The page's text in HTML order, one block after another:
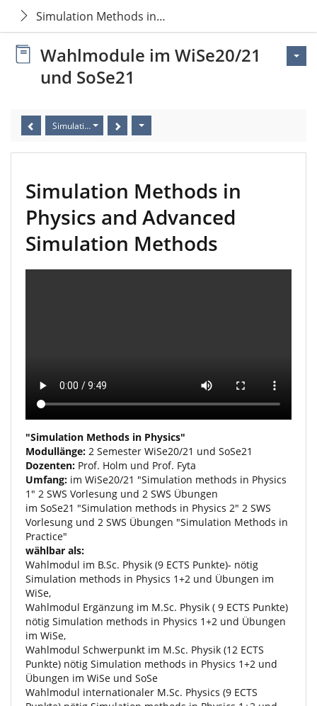
Simulation Methods in Physics and Advanced
Wahlmodule im WiSe20/21
und SoSe21
Simulation Methods in Physics and Advanced Simulation Methods
Simulation Methods in
Physics and Advanced
Simulation Methods
"Simulation Methods in Physics"
Modullänge: 2 Semester WiSe20/21 und SoSe21
Dozenten: Prof. Holm und Prof. Fyta
Umfang: im WiSe20/21 "Simulation methods in Physics
1" 2 SWS Vorlesung und 2 SWS Übungen
im SoSe21 "Simulation methods in Physics 2" 2 SWS
Vorlesung und 2 SWS Übungen "Simulation Methods in
Practice"
wählbar als:
Wahlmodul im B.Sc. Physik (9 ECTS Punkte)- nötig
Simulation methods in Physics 1+2 und Übungen im
WiSe,
Wahlmodul Ergänzung im M.Sc. Physik ( 9 ECTS Punkte)
nötig Simulation methods in Physics 1+2 und Übungen
im WiSe,
Wahlmodul Schwerpunkt im M.Sc. Physik (12 ECTS
Punkte) nötig Simulation methods in Physics 1+2 und
Übungen im WiSe und SoSe
Wahlmodul internationaler M.Sc. Physics (9 ECTS